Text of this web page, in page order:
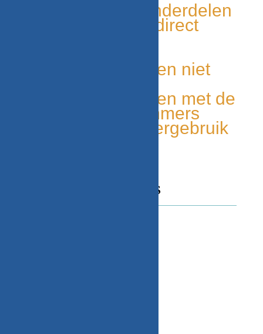
Tweedehands onderdelen
Grote voorraad, direct
Unieke onderdelen niet
Makkelijk te vinden met de
onderdelen nummers
Milieu bewust, hergebruik
CONTACT GEGEVENS